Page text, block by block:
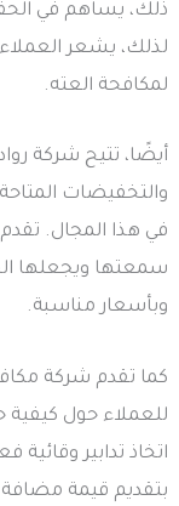
ذلك، يساهم في
لذلك، يشعر العملاء
لمكافحة العته.
أيضًا، تتيح شركة
والتخفيضات
في هذا المجال.
سمعتها ويجعلها
وبأسعار مناسبة.
كما تقدم شركة
للعملاء حول كيفية
اتخاذ تدابير
بتقديم قيمة مضافة